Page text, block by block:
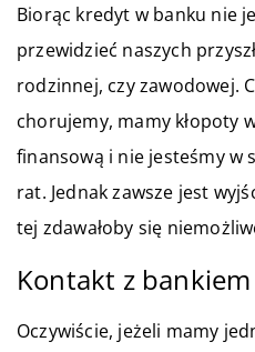
Biorąc kredyt w banku nie
przewidzieć naszych
rodzinnej, czy zawodowej.
chorujemy, mamy kłopoty
finansową i nie jesteśmy w
rat. Jednak zawsze jest
tej zdawałoby się
Kontakt z bankiem
Oczywiście, jeżeli mamy